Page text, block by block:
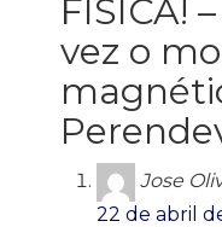
FÍSICA!
vez o
Jose
22 de abril